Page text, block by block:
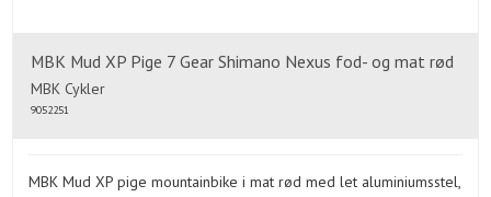
MBK Mud XP Pige 7 Gear Shimano Nexus fod- og mat rød
MBK Cykler
9052251
MBK Mud XP pige mountainbike i mat rød med let aluminiumsstel,